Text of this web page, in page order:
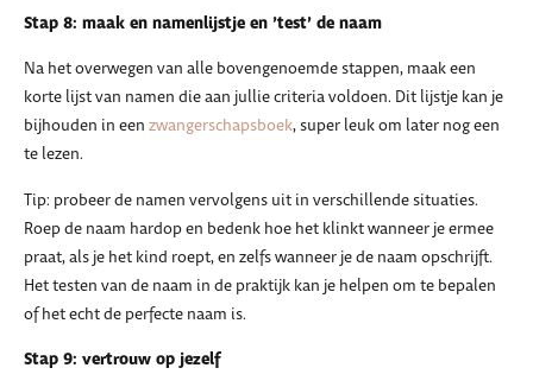
Stap 8: maak en namenlijstje en ’test’ de naam
Na het overwegen van alle bovengenoemde stappen, maak een
korte lijst van namen die aan jullie criteria voldoen. Dit lijstje kan je
bijhouden in een zwangerschapsboek, super leuk om later nog een
te lezen.
Tip: probeer de namen vervolgens uit in verschillende situaties.
Roep de naam hardop en bedenk hoe het klinkt wanneer je ermee
praat, als je het kind roept, en zelfs wanneer je de naam opschrijft.
Het testen van de naam in de praktijk kan je helpen om te bepalen
of het echt de perfecte naam is.
Stap 9: vertrouw op jezelf